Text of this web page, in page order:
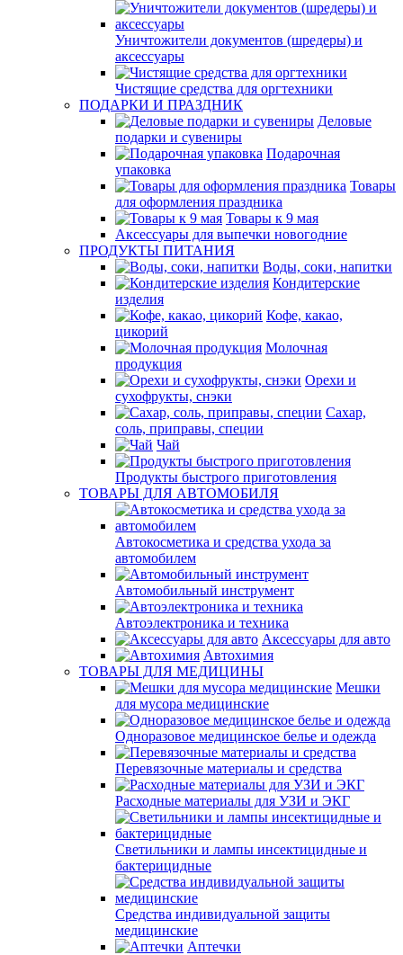
Уничтожители документов (шредеры) и
аксессуары
Чистящие средства для оргтехники
ПОДАРКИ И ПРАЗДНИК
Деловые
подарки и сувениры
Подарочная
упаковка
Товары
для оформления праздника
Товары к 9 мая
Аксессуары для выпечки новогодние
ПРОДУКТЫ ПИТАНИЯ
Воды, соки, напитки
Кондитерские
изделия
Кофе, какао,
цикорий
Молочная
продукция
Орехи и
сухофрукты, снэки
Сахар,
соль, приправы, специи
Чай
Продукты быстрого приготовления
ТОВАРЫ ДЛЯ АВТОМОБИЛЯ
Автокосметика и средства ухода за
автомобилем
Автомобильный инструмент
Автоэлектроника и техника
Аксессуары для авто
Автохимия
ТОВАРЫ ДЛЯ МЕДИЦИНЫ
Мешки
для мусора медицинские
Одноразовое медицинское белье и одежда
Перевязочные материалы и средства
Расходные материалы для УЗИ и ЭКГ
Светильники и лампы инсектицидные и
бактерицидные
Средства индивидуальной защиты
медицинские
Аптечки